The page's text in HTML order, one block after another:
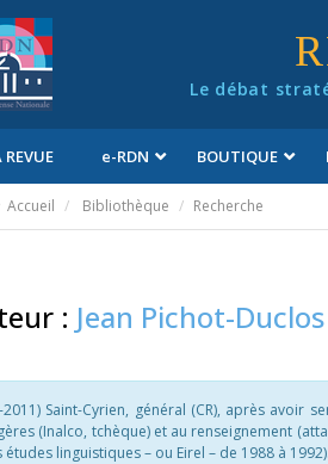
Le débat
REVUE e-RDN BOUTIQUE
Accueil Bibliothèque Recherche
: Jean Pichot-Duclos
2011) Saint-Cyrien, général (CR), après avoir
(Inalco, tchèque) et au renseignement
études linguistiques – ou Eirel – de 1988 à